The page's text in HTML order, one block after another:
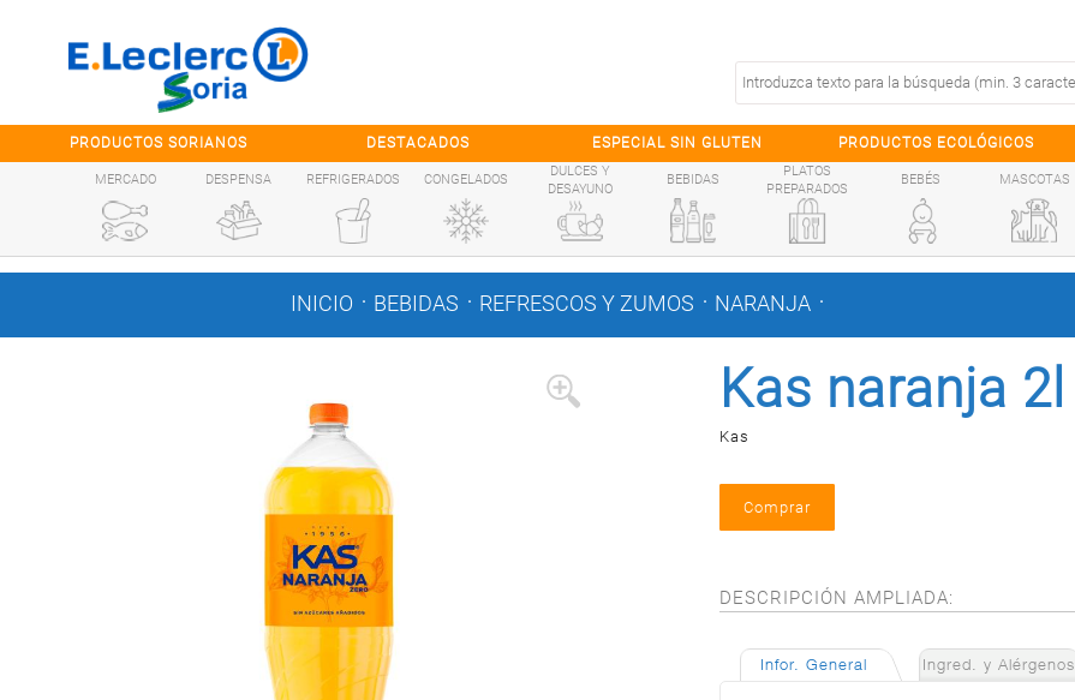
PRODUCTOS SORIANOS DESTACADOS ESPECIAL SIN GLUTEN PRODUCTOS ECOLÓGICOS
MERCADO DESPENSA REFRIGERADOS CONGELADOS
DULCES Y
DESAYUNO
BEBIDAS
PLATOS
PREPARADOS
BEBÉS MASCOTAS
INICIO . BEBIDAS . REFRESCOS Y ZUMOS . NARANJA .
Kas naranja 2l
Kas
DESCRIPCIÓN AMPLIADA:
Infor. General Ingred. y Alérgenos